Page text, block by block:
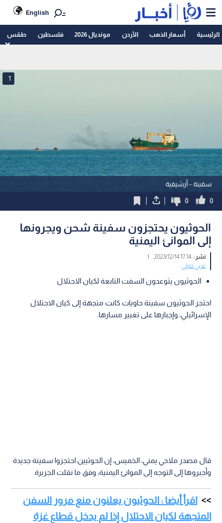
English
الرئيسية أسعار الذهب الأردن مونديال 2026 فلسطين طقس
سفينة - أرشيفية
1
0
0
الحوثيون يحتجزون سفينة شحن ويجرونها
إلى الموانئ اليمنية
نشر :17:14 2023/12/14
|
عربي دولي
الحوثيون يتوعدون السفت التابعة لكيان الاحتلال
احتجز الحوثيون سفينة حاويات كانت متجهة إلى كيان الاحتلال
الإسرائيلي، وإجبارها على تغيير مسارها.
قال مصدر ملاحي يمني، الخميس، إن الحوثيين احتجزوا سفينة جديدة
وأجبروها إلى التوجه إلى الموانئ اليمنية، وفق ما نقلت الجزيرة.
اقرأ أيضا : الحوثيون يعلنون منع مرور السفن
المتجهة لكيان الاحتلال إذا لم يدخل قطاع غزة